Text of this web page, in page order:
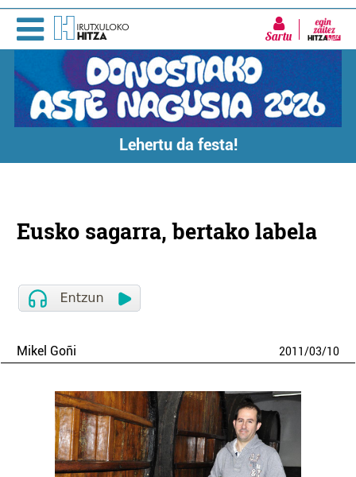
Sartu
Lehertu da festa!
Eusko sagarra, bertako labela
Mikel Goñi 2011/03/10